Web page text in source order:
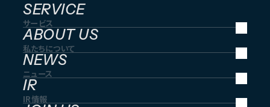
SERVICE
サービス
ABOUT US
私たちについて
NEWS
ニュース
IR
IR情報